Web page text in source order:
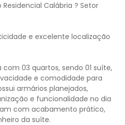
Calábria ? Setor
e excelente localização
03 quartos, sendo 01 suíte,
e comodidade para
armários planejados,
e funcionalidade no dia
com acabamento prático,
da suíte.